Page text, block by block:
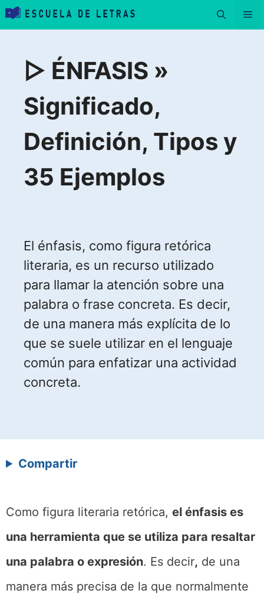
Saltar
contenido▷ ÉNFASIS »
Significado,
Definición, Tipos y
35 Ejemplos
El énfasis, como figura retórica
literaria, es un recurso utilizado
para llamar la atención sobre una
palabra o frase concreta. Es decir,
de una manera más explícita de lo
que se suele utilizar en el lenguaje
común para enfatizar una actividad
concreta.
Compartir
Como figura literaria retórica, el énfasis es
una herramienta que se utiliza para resaltar
una palabra o expresión. Es decir, de una
manera más precisa de la que normalmente